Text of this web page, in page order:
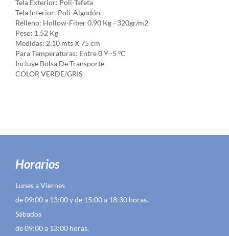
Tela Exterior: Poli-Tafeta
Tela Interior: Poli-Algodón
Relleno: Hollow-Fiber 0.90 Kg - 320gr/m2
Peso: 1.52 Kg
Medidas: 2.10 mts X 75 cm
Para Temperaturas: Entre 0 Y -5 ºC
Incluye Bolsa De Transporte
COLOR VERDE/GRIS
Horarios
Lunes a Viernes
de 09:00 a 13:00 y de 15:00 a 18:30 horas.
Sábados
de 09:00 a 13:00 horas.